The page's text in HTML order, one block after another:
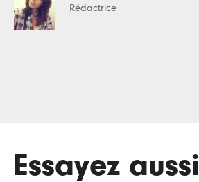
Rédactrice
Essayez aussi